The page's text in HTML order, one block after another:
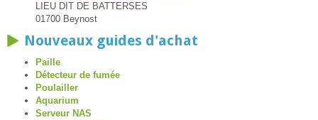
LIEU DIT DE BATTERSES
01700 Beynost
Nouveaux guides d'achat
Paille
Détecteur de fumée
Poulailler
Aquarium
Serveur NAS